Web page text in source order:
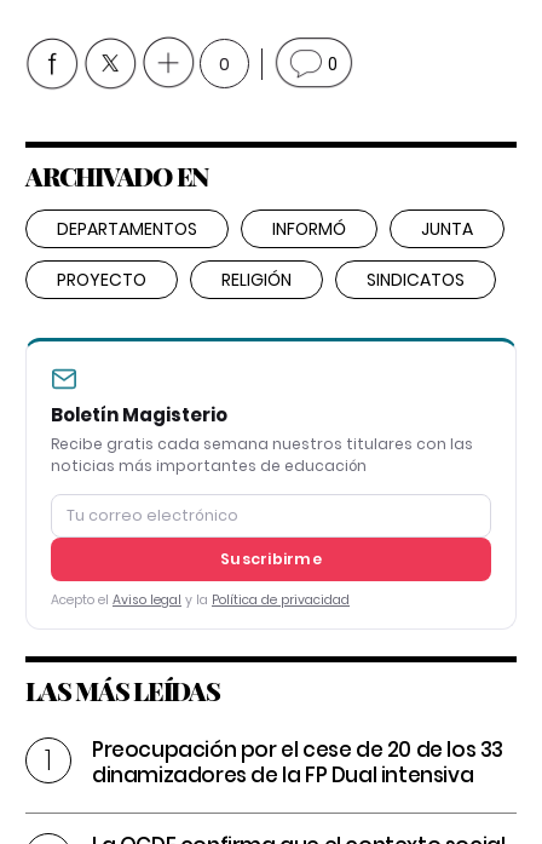
0 0
ARCHIVADO EN
DEPARTAMENTOS INFORMÓ JUNTA
PROYECTO RELIGIÓN SINDICATOS
Boletín Magisterio
Recibe gratis cada semana nuestros titulares con las
noticias más importantes de educación
Suscribirme
Acepto el Aviso legal y la Política de privacidad
LAS MÁS LEÍDAS
Preocupación por el cese de 20 de los 33
dinamizadores de la FP Dual intensiva